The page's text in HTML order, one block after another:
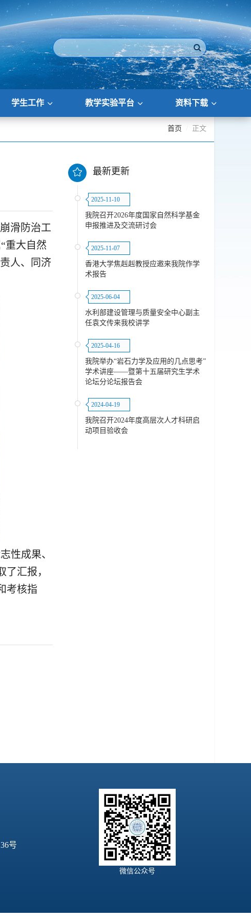
学生工作 教学实验平台 资料下载
首页 正文
滑防治工
重大自然
人、同济
性成果、
汇报，
考核指
最新更新
2025-11-10
我院召开2026年度国家自然科学基金
申报推进及交流研讨会
2025-11-07
香港大学焦赳赳教授应邀来我院作学
术报告
2025-06-04
水利部建设管理与质量安全中心副主
任袁文传来我校讲学
2025-04-16
我院举办“岩石力学及应用的几点思考”
学术讲座——暨第十五届研究生学术
论坛分论坛报告会
2024-04-19
我院召开2024年度高层次人才科研启
动项目验收会
号
微信公众号